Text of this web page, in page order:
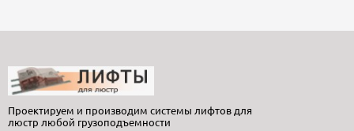
Проектируем и производим системы лифтов для
люстр любой грузоподъемности